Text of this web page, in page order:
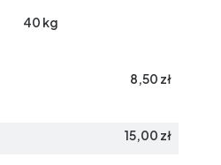
40 kg
8,50 zł
15,00 zł